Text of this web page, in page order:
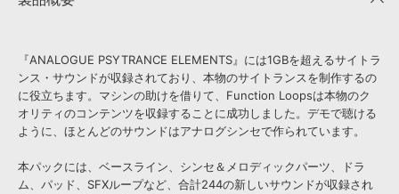
『ANALOGUE PSYTRANCE ELEMENTS』には1GBを超えるサイトラ
ンス・サウンドが収録されており、本物のサイトランスを制作するの
に役立ちます。マシンの助けを借りて、Function Loopsは本物のク
オリティのコンテンツを収録することに成功しました。デモで聴ける
ように、ほとんどのサウンドはアナログシンセで作られています。
本パックには、ベースライン、シンセ＆メロディックパーツ、ドラ
ム、パッド、SFXループなど、合計244の新しいサウンドが収録され